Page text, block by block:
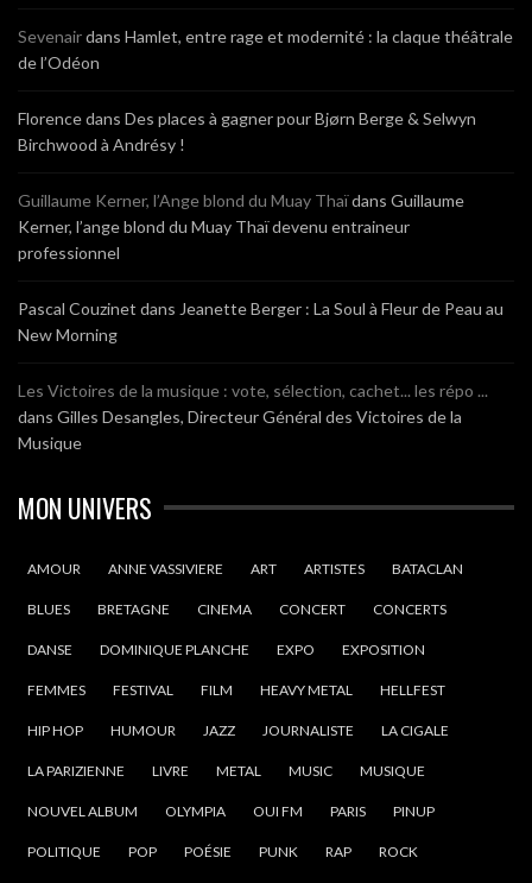
Sevenairdans Hamlet, entre rage et modernité : la claque théâtrale
de l’Odéon
Florencedans Des places à gagner pour Bjørn Berge & Selwyn
Birchwood à Andrésy !
Guillaume Kerner, l’Ange blond du Muay Thaïdans Guillaume
Kerner, l’ange blond du Muay Thaï devenu entraineur
professionnel
Pascal Couzinet dans Jeanette Berger : La Soul à Fleur de Peau au
New Morning
Les Victoires de la musique : vote, sélection, cachet... les répo ...
dans Gilles Desangles, Directeur Général des Victoires de la
Musique
MON UNIVERS
AMOUR ANNE VASSIVIERE ART ARTISTES BATACLAN
BLUES BRETAGNE CINEMA CONCERT CONCERTS
DANSE DOMINIQUE PLANCHE EXPO EXPOSITION
FEMMES FESTIVAL FILM HEAVY METAL HELLFEST
HIP HOP HUMOUR JAZZ JOURNALISTE LA CIGALE
LA PARIZIENNE LIVRE METAL MUSIC MUSIQUE
NOUVEL ALBUM OLYMPIA OUI FM PARIS PINUP
POLITIQUE POP POÉSIE PUNK RAP ROCK